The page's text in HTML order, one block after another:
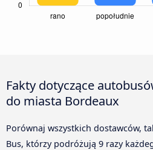
Fakty dotyczące
do miasta Bordeaux
Porównaj wszystkich dostawców,
Bus, którzy podróżują 9 razy